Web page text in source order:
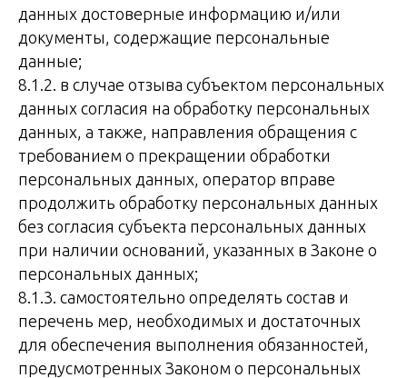
данных достоверные информацию и/или
документы, содержащие персональные
данные;
8.1.2. в случае отзыва субъектом персональных
данных согласия на обработку персональных
данных, а также, направления обращения с
требованием о прекращении обработки
персональных данных, оператор вправе
продолжить обработку персональных данных
без согласия субъекта персональных данных
при наличии оснований, указанных в Законе о
персональных данных;
8.1.3. самостоятельно определять состав и
перечень мер, необходимых и достаточных
для обеспечения выполнения обязанностей,
предусмотренных Законом о персональных